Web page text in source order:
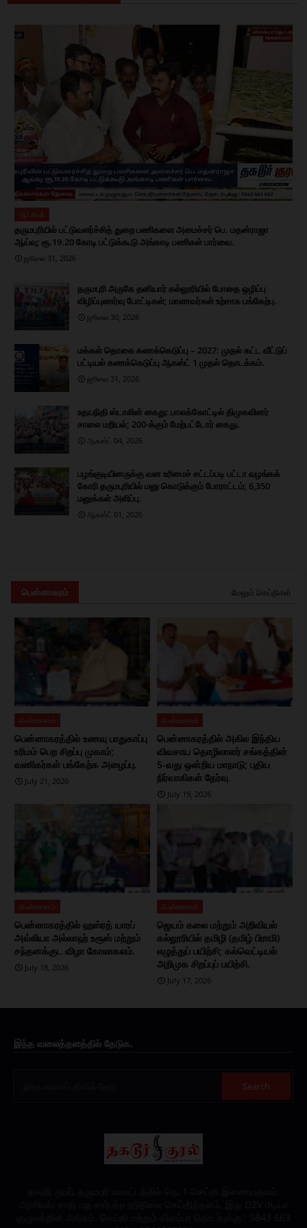
ஆட்சியர்
தருமபுரியில் பட்டுவளர்ச்சித் துறை பணிகளை அமைச்சர் பெ. மதன்ராஜா
ஆய்வு; ரூ.19.20 கோடி பட்டுக்கூடு அங்காடி பணிகள் பார்வை.
ஜூலை 31, 2026
தருமபுரி அருகே தனியார் கல்லூரியில் போதை ஒழிப்பு
விழிப்புணர்வு போட்டிகள்; மாணவர்கள் உற்சாக பங்கேற்பு.
ஜூலை 30, 2026
மக்கள் தொகை கணக்கெடுப்பு – 2027: முதல் கட்ட வீட்டுப்
பட்டியல் கணக்கெடுப்பு ஆகஸ்ட் 1 முதல் தொடக்கம்.
ஜூலை 31, 2026
உதயநிதி ஸ்டாலின் கைது: பாலக்கோட்டில் திமுகவினர்
சாலை மறியல்; 200-க்கும் மேற்பட்டோர் கைது.
ஆகஸ்ட் 04, 2026
பழங்குடியினருக்கு வன உரிமைச் சட்டப்படி பட்டா வழங்கக்
கோரி தருமபுரியில் மனு கொடுக்கும் போராட்டம்; 6,350
மனுக்கள் அளிப்பு.
ஆகஸ்ட் 01, 2026
பென்னாகரம் மேலும் செய்திகள்
பென்னாகரம்
பென்னாகரத்தில் உணவு பாதுகாப்பு
உரிமம் பெற சிறப்பு முகாம்;
வணிகர்கள் பங்கேற்க அழைப்பு.
July 21, 2026
பென்னாகரம்
பென்னாகரத்தில் அகில இந்திய
விவசாய தொழிலாளர் சங்கத்தின்
5-வது ஒன்றிய மாநாடு; புதிய
நிர்வாகிகள் தேர்வு.
July 19, 2026
பென்னாகரம்
பென்னாகரத்தில் ஹஸ்ரத் யாரப்
அவ்லியா அல்லாஹ் உரூஸ் மற்றும்
சந்தனக்குட விழா கோலாகலம்.
July 18, 2026
பென்னாகரம்
ஜெயம் கலை மற்றும் அறிவியல்
கல்லூரியில் தமிழி (தமிழ் பிராமி)
எழுத்துப் பயிற்சி; கல்வெட்டியல்
அறிமுக சிறப்புப் பயிற்சி.
July 17, 2026
இந்த வலைத்தளத்தில் தேடுக.